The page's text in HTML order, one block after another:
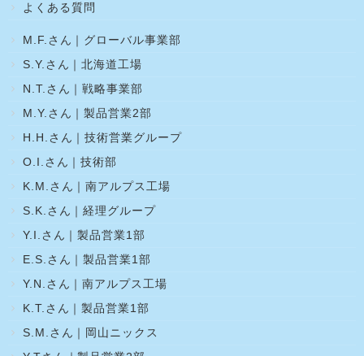
よくある質問
M.F.さん｜グローバル事業部
S.Y.さん｜北海道工場
N.T.さん｜戦略事業部
M.Y.さん｜製品営業2部
H.H.さん｜技術営業グループ
O.I.さん｜技術部
K.M.さん｜南アルプス工場
S.K.さん｜経理グループ
Y.I.さん｜製品営業1部
E.S.さん｜製品営業1部
Y.N.さん｜南アルプス工場
K.T.さん｜製品営業1部
S.M.さん｜岡山ニックス